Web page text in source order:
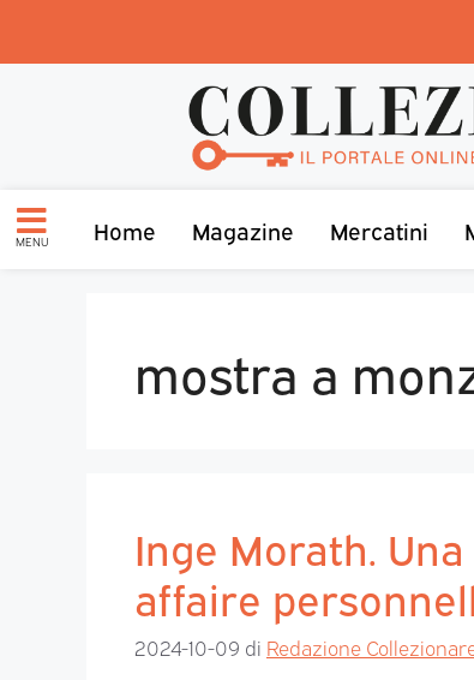
MENU Home Magazine Mercatini
mostra a
Inge Morath.
affaire
2024-10-09 di Redazione